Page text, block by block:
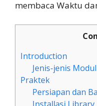
membaca Waktu
Introduction
Jenis-jenis
Praktek
Persiapan dan